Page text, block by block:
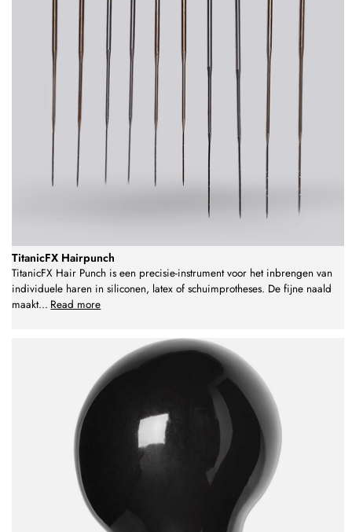
TitanicFX Hairpunch
TitanicFX Hair Punch is een precisie-instrument voor het inbrengen van
individuele haren in siliconen, latex of schuimprotheses. De fijne naald
maakt... Read more